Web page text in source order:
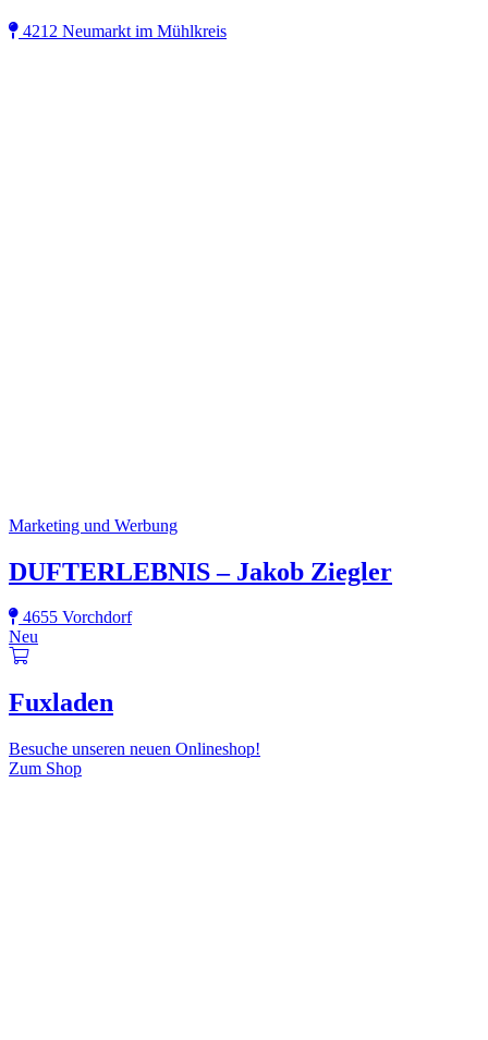
4212 Neumarkt im Mühlkreis
Marketing und Werbung
DUFTERLEBNIS – Jakob Ziegler
4655 Vorchdorf
Neu
Fuxladen
Besuche unseren neuen Onlineshop!
Zum Shop